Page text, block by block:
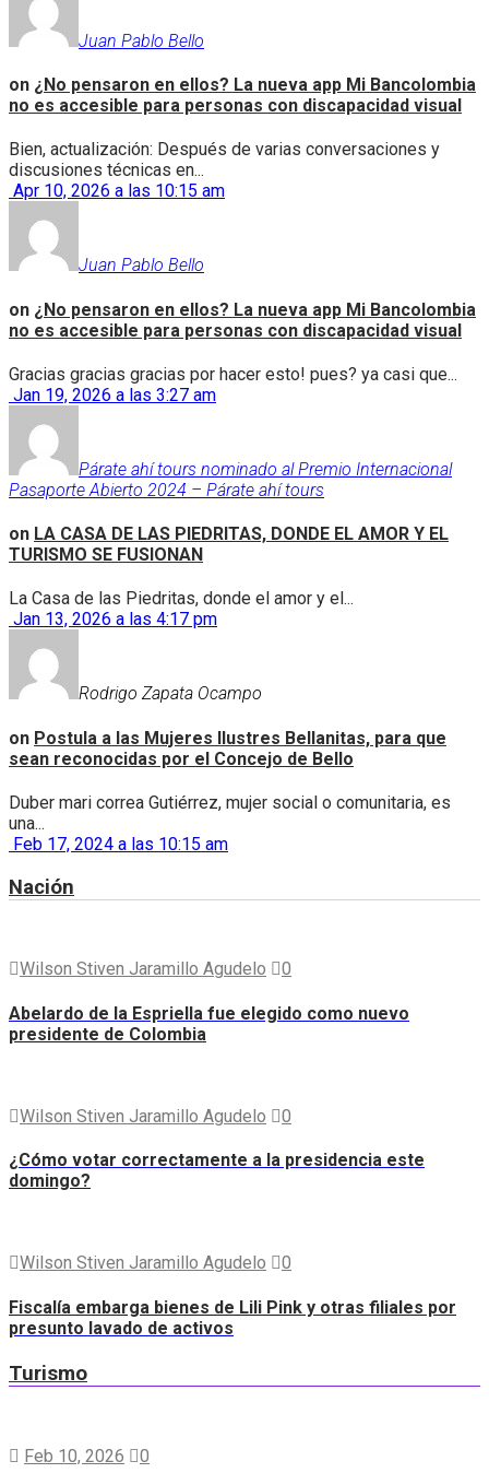
Juan Pablo Bello
on ¿No pensaron en ellos? La nueva app Mi Bancolombia
no es accesible para personas con discapacidad visual
Bien, actualización: Después de varias conversaciones y
discusiones técnicas en...
Apr 10, 2026 a las 10:15 am
Juan Pablo Bello
on ¿No pensaron en ellos? La nueva app Mi Bancolombia
no es accesible para personas con discapacidad visual
Gracias gracias gracias por hacer esto! pues? ya casi que...
Jan 19, 2026 a las 3:27 am
Párate ahí tours nominado al Premio Internacional
Pasaporte Abierto 2024 – Párate ahí tours
on LA CASA DE LAS PIEDRITAS, DONDE EL AMOR Y EL
TURISMO SE FUSIONAN
La Casa de las Piedritas, donde el amor y el...
Jan 13, 2026 a las 4:17 pm
Rodrigo Zapata Ocampo
on Postula a las Mujeres Ilustres Bellanitas, para que
sean reconocidas por el Concejo de Bello
Duber mari correa Gutiérrez, mujer social o comunitaria, es
una...
Feb 17, 2024 a las 10:15 am
Nación
Wilson Stiven Jaramillo Agudelo 0
Abelardo de la Espriella fue elegido como nuevo
presidente de Colombia
Wilson Stiven Jaramillo Agudelo 0
¿Cómo votar correctamente a la presidencia este
domingo?
Wilson Stiven Jaramillo Agudelo 0
Fiscalía embarga bienes de Lili Pink y otras filiales por
presunto lavado de activos
Turismo
Feb 10, 2026 0